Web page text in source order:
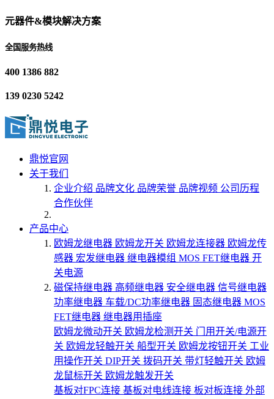
元器件&模块解决方案
全国服务热线
400 1386 882
139 0230 5242
鼎悦官网
关于我们
企业介绍 品牌文化 品牌荣誉 品牌视频 公司历程
合作伙伴
产品中心
欧姆龙继电器 欧姆龙开关 欧姆龙连接器 欧姆龙传
感器 宏发继电器 继电器模组 MOS FET继电器 开
关电源
磁保持继电器 高频继电器 安全继电器 信号继电器
功率继电器 车载/DC功率继电器 固态继电器 MOS
FET继电器 继电器用插座
欧姆龙微动开关 欧姆龙检测开关 门用开关/电源开
关 欧姆龙轻触开关 船型开关 欧姆龙按钮开关 工业
用操作开关 DIP开关 拨码开关 带灯轻触开关 欧姆
龙鼠标开关 欧姆龙触发开关
基板对FPC连接 基板对电线连接 板对板连接 外部